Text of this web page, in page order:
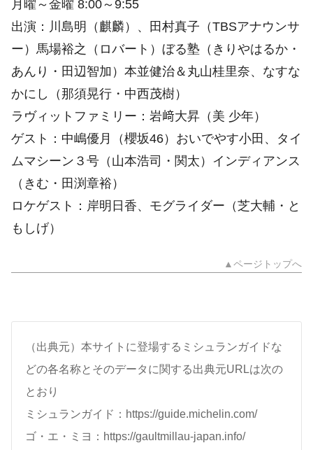
月曜～金曜 8:00～9:55
出演：川島明（麒麟）、田村真子（TBSアナウンサ
ー）馬場裕之（ロバート）ぼる塾（きりやはるか・
あんり・田辺智加）本並健治＆丸山桂里奈、なすな
かにし（那須晃行・中西茂樹）
ラヴィットファミリー：岩﨑大昇（美 少年）
ゲスト：中嶋優月（櫻坂46）おいでやす小田、タイ
ムマシーン３号（山本浩司・関太）インディアンス
（きむ・田渕章裕）
ロケゲスト：岸明日香、モグライダー（芝大輔・と
もしげ）
▲ページトップへ
（出典元）本サイトに登場するミシュランガイドな
どの各名称とそのデータに関する出典元URLは次の
とおり
ミシュランガイド：https://guide.michelin.com/
ゴ・エ・ミヨ：https://gaultmillau-japan.info/